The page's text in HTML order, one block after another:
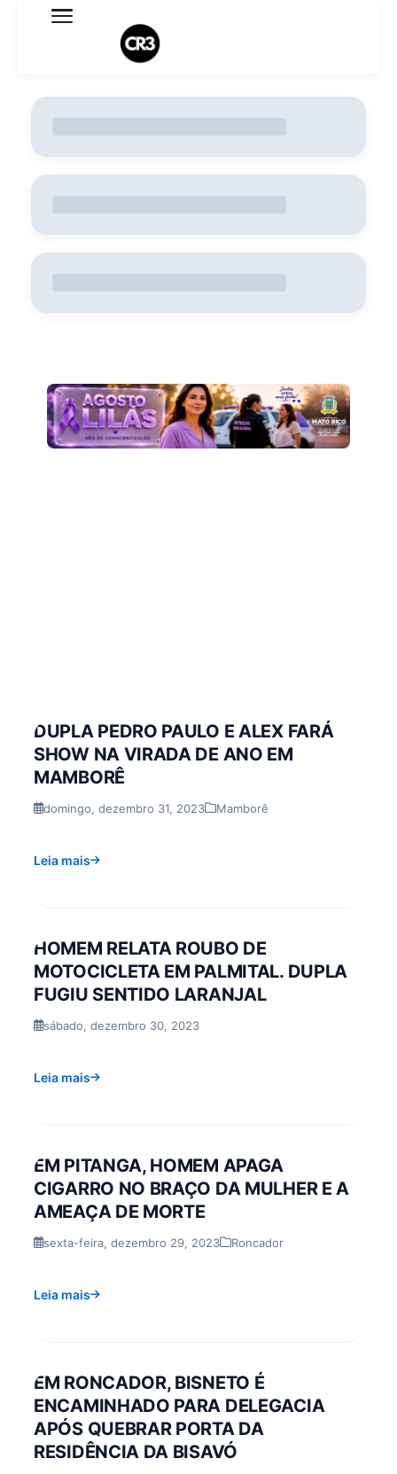
Expediente
Sobre o blog
DUPLA PEDRO PAULO E ALEX FARÁ
SHOW NA VIRADA DE ANO EM
MAMBORÊ
domingo, dezembro 31, 2023 Mamborê
Leia mais
HOMEM RELATA ROUBO DE
MOTOCICLETA EM PALMITAL. DUPLA
FUGIU SENTIDO LARANJAL
sábado, dezembro 30, 2023
Leia mais
EM PITANGA, HOMEM APAGA
CIGARRO NO BRAÇO DA MULHER E A
AMEAÇA DE MORTE
sexta-feira, dezembro 29, 2023 Roncador
Leia mais
EM RONCADOR, BISNETO É
ENCAMINHADO PARA DELEGACIA
APÓS QUEBRAR PORTA DA
RESIDÊNCIA DA BISAVÓ